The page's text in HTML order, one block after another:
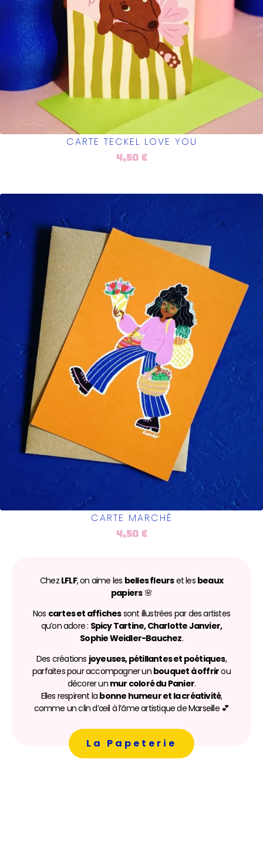
CARTE TECKEL LOVE YOU
4,50 €
CARTE MARCHÉ
4,50 €
Chez LFLF, on aime les belles fleurset les beaux
papiers🌸
Nos cartes et affichessont illustrées par des artistes
qu’on adore : Spicy Tartine, Charlotte Janvier,
Sophie Weidler-Bauchez.
Des créations joyeuses, pétillantes et poétiques,
parfaites pour accompagner un bouquet à offrirou
décorer un mur coloré du Panier.
Elles respirent la bonne humeur et la créativité,
comme un clin d’œil à l’âme artistique de Marseille 💕
La Papeterie